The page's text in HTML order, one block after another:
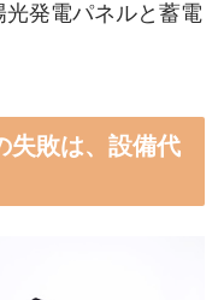
発電パネルと蓄電
失敗は、設備代